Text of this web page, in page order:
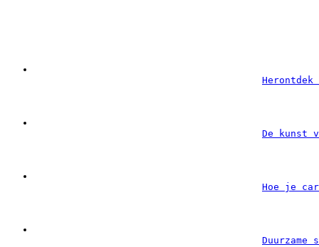
De kunst
Hoe je